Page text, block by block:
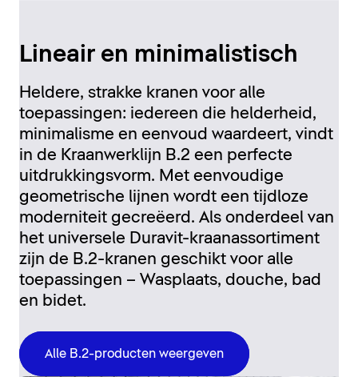
Lineair en minimalistisch
Heldere, strakke kranen voor alle
toepassingen: iedereen die helderheid,
minimalisme en eenvoud waardeert, vindt
in de Kraanwerklijn B.2 een perfecte
uitdrukkingsvorm. Met eenvoudige
geometrische lijnen wordt een tijdloze
moderniteit gecreëerd. Als onderdeel van
het universele Duravit-kraanassortiment
zijn de B.2-kranen geschikt voor alle
toepassingen – Wasplaats, douche, bad
en bidet.
Alle B.2-producten weergeven